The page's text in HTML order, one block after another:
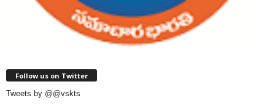
Follow us on Twitter
Tweets by @@vskts